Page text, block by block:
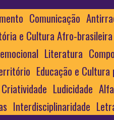
Comunicação
e Cultura Afro-brasileira
Literatura
Educação e Cultura
Ludicidade
Interdisciplinaridade